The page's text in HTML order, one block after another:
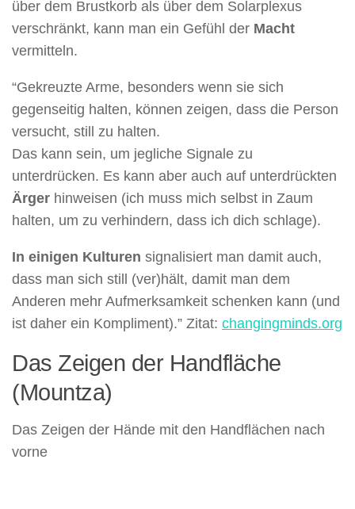
über dem Brustkorb als über dem Solarplexus
verschränkt, kann man ein Gefühl der Macht
vermitteln.
“Gekreuzte Arme, besonders wenn sie sich
gegenseitig halten, können zeigen, dass die Person
versucht, still zu halten.
Das kann sein, um jegliche Signale zu
unterdrücken. Es kann aber auch auf unterdrückten
Ärger hinweisen (ich muss mich selbst in Zaum
halten, um zu verhindern, dass ich dich schlage).
In einigen Kulturen signalisiert man damit auch,
dass man sich still (ver)hält, damit man dem
Anderen mehr Aufmerksamkeit schenken kann (und
ist daher ein Kompliment).” Zitat: changingminds.org
Das Zeigen der Handfläche
(Mountza)
Das Zeigen der Hände mit den Handflächen nach
vorne